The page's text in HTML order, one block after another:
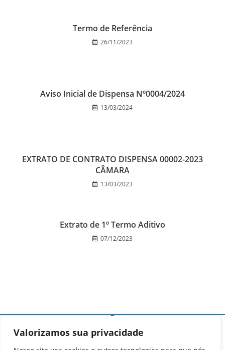
Valorizamos sua privacidade
Termo de Referência
26/11/2023
Aviso Inicial de Dispensa Nº0004/2024
13/03/2024
EXTRATO DE CONTRATO DISPENSA 00002-2023
CÂMARA
13/03/2023
Extrato de 1º Termo Aditivo
07/12/2023